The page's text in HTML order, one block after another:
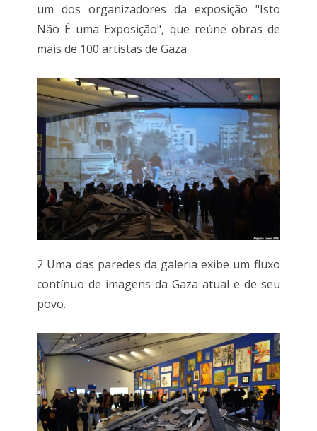
um dos organizadores da exposição "Isto
Não É uma Exposição", que reúne obras de
mais de 100 artistas de Gaza.
2 Uma das paredes da galeria exibe um fluxo
contínuo de imagens da Gaza atual e de seu
povo.